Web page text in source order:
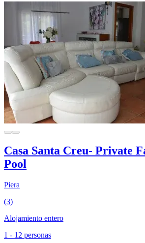
Casa Santa Creu- Private
Pool
Piera
(3)
Alojamiento entero
1 - 12 personas